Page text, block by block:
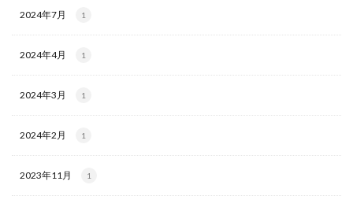
2024年7月 1
2024年4月 1
2024年3月 1
2024年2月 1
2023年11月 1